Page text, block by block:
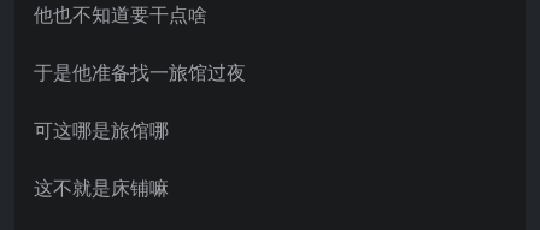
他也不知道要干点啥
于是他准备找一旅馆过夜
可这哪是旅馆哪
这不就是床铺嘛